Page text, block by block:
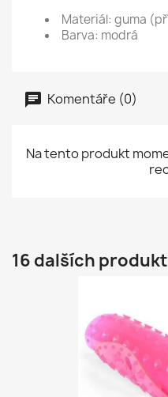
Materiál: guma
Barva: modrá
Komentáře (0)
Na tento produkt
16 dalších